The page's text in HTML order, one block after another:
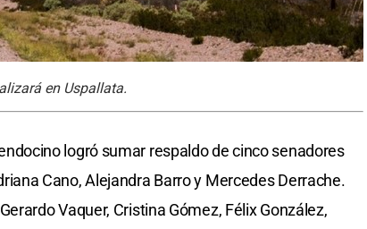
en Uspallata.
logró sumar respaldo de cinco senadores
Cano, Alejandra Barro y Mercedes Derrache.
Vaquer, Cristina Gómez, Félix González,